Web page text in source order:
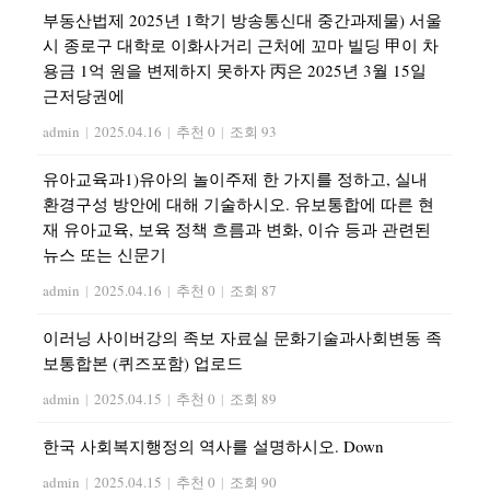
부동산법제 2025년 1학기 방송통신대 중간과제물) 서울
시 종로구 대학로 이화사거리 근처에 꼬마 빌딩 甲이 차
용금 1억 원을 변제하지 못하자 丙은 2025년 3월 15일
근저당권에
admin | 2025.04.16 | 추천 0 | 조회 93
유아교육과1)유아의 놀이주제 한 가지를 정하고, 실내
환경구성 방안에 대해 기술하시오. 유보통합에 따른 현
재 유아교육, 보육 정책 흐름과 변화, 이슈 등과 관련된
뉴스 또는 신문기
admin | 2025.04.16 | 추천 0 | 조회 87
이러닝 사이버강의 족보 자료실 문화기술과사회변동 족
보통합본 (퀴즈포함) 업로드
admin | 2025.04.15 | 추천 0 | 조회 89
한국 사회복지행정의 역사를 설명하시오. Down
admin | 2025.04.15 | 추천 0 | 조회 90